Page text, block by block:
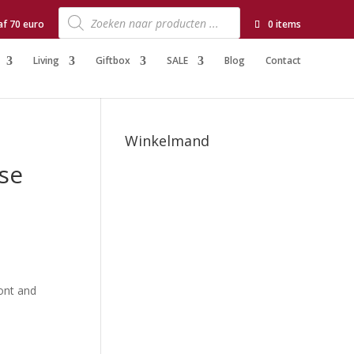
70 euro
Producten
zoeken 0 items
Living Giftbox SALE Blog Contact
and
Winkelmand